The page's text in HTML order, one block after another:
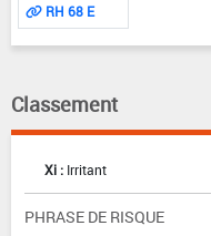
RH 68 E
Classement
Xi : Irritant
PHRASE DE RISQUE